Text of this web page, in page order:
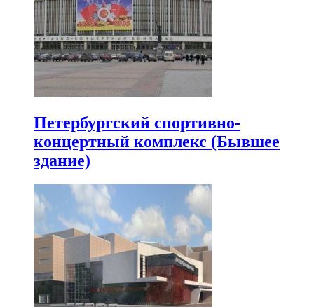
Петербургский спортивно-
концертный комплекс (Бывшее
здание)